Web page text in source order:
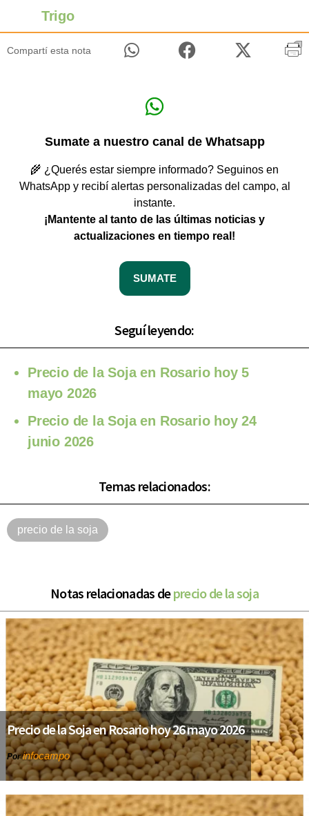
Trigo
Compartí esta nota
Sumate a nuestro canal de Whatsapp
🌾 ¿Querés estar siempre informado? Seguinos en
WhatsApp y recibí alertas personalizadas del campo, al
instante.
¡Mantente al tanto de las últimas noticias y
actualizaciones en tiempo real!
SUMATE
Seguí leyendo:
Precio de la Soja en Rosario hoy 5
mayo 2026
Precio de la Soja en Rosario hoy 24
junio 2026
Temas relacionados:
precio de la soja
Notas relacionadas deprecio de la soja
Precio de la Soja en Rosario hoy 26 mayo 2026
Porinfocampo